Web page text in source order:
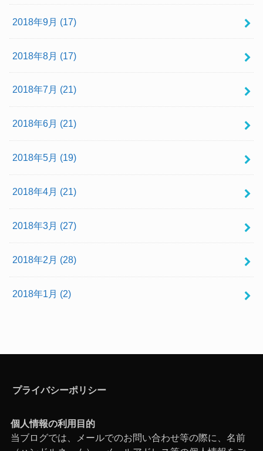
2018年9月 (17)
2018年8月 (17)
2018年7月 (21)
2018年6月 (21)
2018年5月 (19)
2018年4月 (21)
2018年3月 (27)
2018年2月 (28)
2018年1月 (2)
プライバシーポリシー
個人情報の利用目的
当ブログでは、メールでのお問い合わせ等の際に、名前